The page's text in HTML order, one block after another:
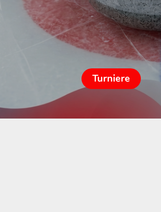
Turniere